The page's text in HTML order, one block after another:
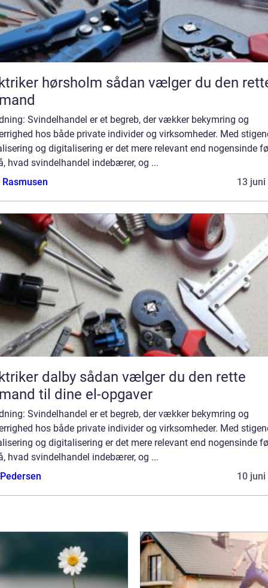
hørsholm sådan vælger du den rette
Svindelhandel er et begreb, der vækker bekymring og
hos både private individer og virksomheder. Med
og digitalisering er det mere relevant end nogensinde
hvad svindelhandel indebærer, og ...
13 juni
sådan vælger du den rette
til dine el-opgaver
Svindelhandel er et begreb, der vækker bekymring og
hos både private individer og virksomheder. Med
og digitalisering er det mere relevant end nogensinde
hvad svindelhandel indebærer, og ...
10 juni